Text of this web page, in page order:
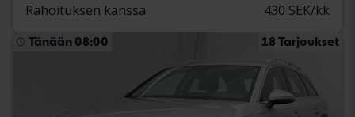
Rahoituksen kanssa 430 SEK/kk
Tänään 08:00 18 Tarjoukset